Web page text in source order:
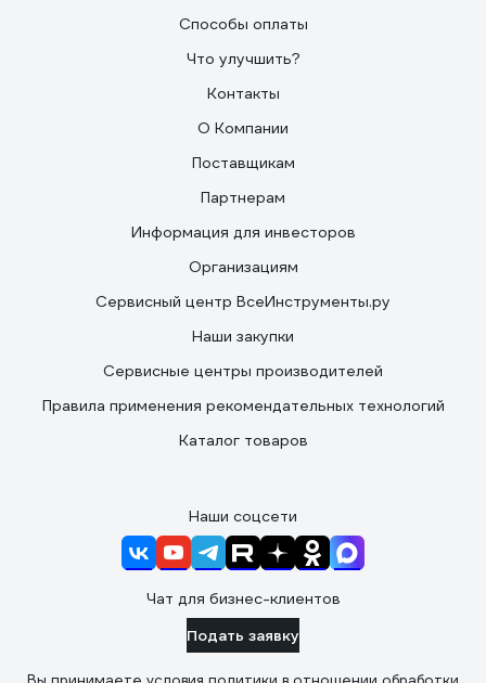
Способы оплаты
Что улучшить?
Контакты
О Компании
Поставщикам
Партнерам
Информация для инвесторов
Организациям
Сервисный центр ВсеИнструменты.ру
Наши закупки
Сервисные центры производителей
Правила применения рекомендательных технологий
Каталог товаров
Наши соцсети
Чат для бизнес-клиентов
Подать заявку